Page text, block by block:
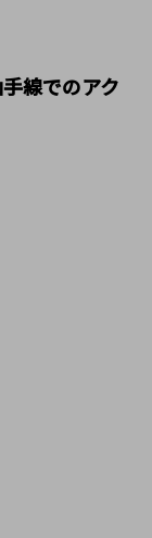
線でのアク